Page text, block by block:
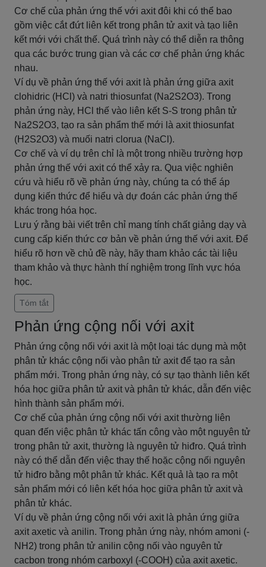
Cơ chế của phản ứng thế với axit đôi khi có thể bao
gồm việc cắt đứt liên kết trong phân tử axit và tạo liên
kết mới với chất thế. Quá trình này có thể diễn ra thông
qua các bước trung gian và các cơ chế phản ứng khác
nhau.
Ví dụ về phản ứng thế với axit là phản ứng giữa axit
clohidric (HCl) và natri thiosunfat (Na2S2O3). Trong
phản ứng này, HCl thế vào liên kết S-S trong phân tử
Na2S2O3, tạo ra sản phẩm thế mới là axit thiosunfat
(H2S2O3) và muối natri clorua (NaCl).
Cơ chế và ví dụ trên chỉ là một trong nhiều trường hợp
phản ứng thế với axit có thể xảy ra. Qua việc nghiên
cứu và hiểu rõ về phản ứng này, chúng ta có thể áp
dụng kiến thức để hiểu và dự đoán các phản ứng thế
khác trong hóa học.
Lưu ý rằng bài viết trên chỉ mang tính chất giảng dạy và
cung cấp kiến thức cơ bản về phản ứng thế với axit. Để
hiểu rõ hơn về chủ đề này, hãy tham khảo các tài liệu
tham khảo và thực hành thí nghiệm trong lĩnh vực hóa
học.
Tóm tắt
Phản ứng cộng nối với axit
Phản ứng cộng nối với axit là một loại tác dụng mà một
phân tử khác cộng nối vào phân tử axit để tạo ra sản
phẩm mới. Trong phản ứng này, có sự tạo thành liên kết
hóa học giữa phân tử axit và phân tử khác, dẫn đến việc
hình thành sản phẩm mới.
Cơ chế của phản ứng cộng nối với axit thường liên
quan đến việc phân tử khác tấn công vào một nguyên tử
trong phân tử axit, thường là nguyên tử hiđro. Quá trình
này có thể dẫn đến việc thay thế hoặc cộng nối nguyên
tử hiđro bằng một phân tử khác. Kết quả là tạo ra một
sản phẩm mới có liên kết hóa học giữa phân tử axit và
phân tử khác.
Ví dụ về phản ứng cộng nối với axit là phản ứng giữa
axit axetic và anilin. Trong phản ứng này, nhóm amoni (-
NH2) trong phân tử anilin cộng nối vào nguyên tử
cacbon trong nhóm carboxyl (-COOH) của axit axetic.